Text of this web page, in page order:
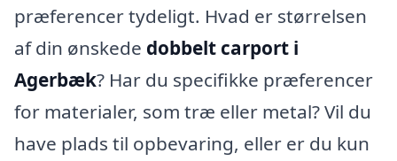
præferencer tydeligt. Hvad er størrelsen
af din ønskede dobbelt carport i
Agerbæk? Har du specifikke præferencer
for materialer, som træ eller metal? Vil du
have plads til opbevaring, eller er du kun